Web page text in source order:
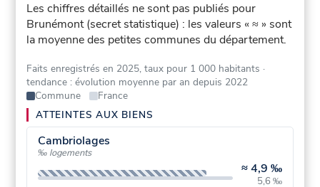
Les chiffres détaillés ne sont pas publiés pour
Brunémont (secret statistique) : les valeurs « ≈ » sont
la moyenne des petites communes du département.
Faits enregistrés en 2025, taux pour 1 000 habitants ·
tendance : évolution moyenne par an depuis 2022
Commune
France
ATTEINTES AUX BIENS
Cambriolages
‰ logements
≈4,9 ‰
5,6 ‰